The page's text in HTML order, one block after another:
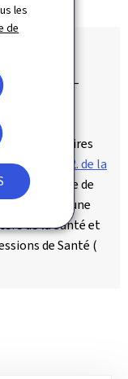
les
de
généraux –
les titulaires
5.2.2. ou 5.5.2. de la
la procédure de
demander une
de la Santé et
de Santé (